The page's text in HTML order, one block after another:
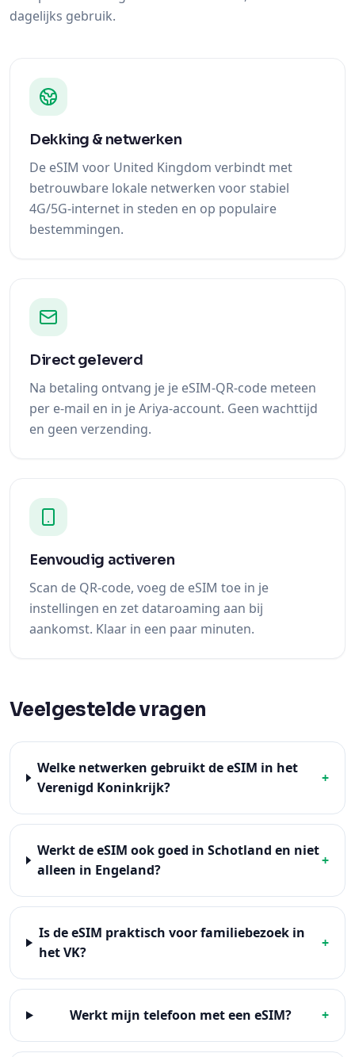
dagelijks gebruik.
Dekking & netwerken
De eSIM voor United Kingdom verbindt met
betrouwbare lokale netwerken voor stabiel
4G/5G-internet in steden en op populaire
bestemmingen.
Direct geleverd
Na betaling ontvang je je eSIM-QR-code meteen
per e-mail en in je Ariya-account. Geen wachttijd
en geen verzending.
Eenvoudig activeren
Scan de QR-code, voeg de eSIM toe in je
instellingen en zet dataroaming aan bij
aankomst. Klaar in een paar minuten.
Veelgestelde vragen
Welke netwerken gebruikt de eSIM in het
Verenigd Koninkrijk?
+
Werkt de eSIM ook goed in Schotland en niet
alleen in Engeland?
+
Is de eSIM praktisch voor familiebezoek in
het VK?
+
Werkt mijn telefoon met een eSIM? +